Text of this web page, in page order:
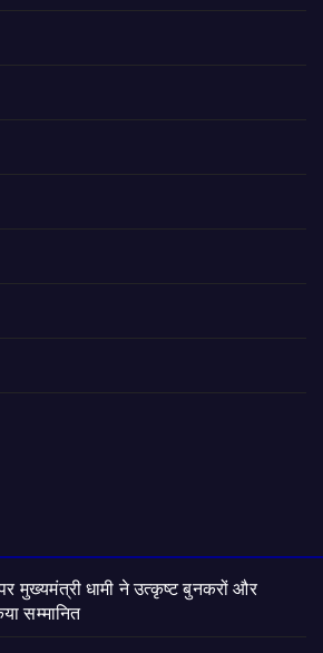
मुख्यमंत्री धामी ने उत्कृष्ट बुनकरों और
सम्मानित